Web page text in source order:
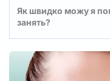
Як швидко можу я
занять?